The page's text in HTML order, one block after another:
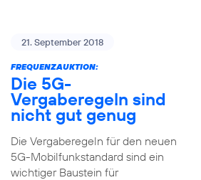
21. September 2018
FREQUENZAUKTION:
Die 5G-
Vergaberegeln sind
nicht gut genug
Die Vergaberegeln für den neuen
5G-Mobilfunkstandard sind ein
wichtiger Baustein für